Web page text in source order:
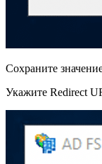
Сохраните
Укажите Redirect